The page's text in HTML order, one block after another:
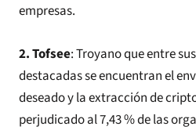
empresas.
2. Tofsee: Troyano que entre
destacadas se encuentran el
deseado y la extracción de
perjudicado al 7,43 % de las